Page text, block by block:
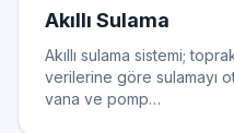
Akıllı Sulama
Akıllı sulama sistemi;
verilerine göre sulamayı
vana ve pomp…